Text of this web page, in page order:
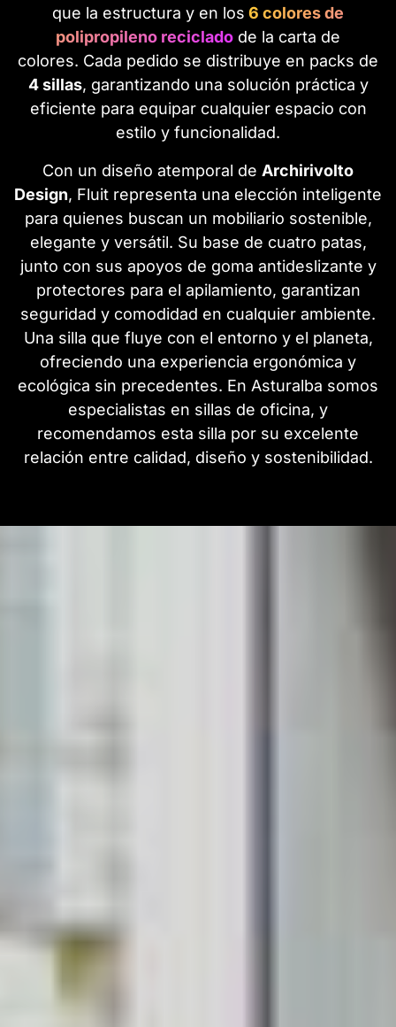
que la estructura y en los 6 colores de
polipropileno reciclado de la carta de
colores. Cada pedido se distribuye en packs de
4 sillas, garantizando una solución práctica y
eficiente para equipar cualquier espacio con
estilo y funcionalidad.
Con un diseño atemporal de Archirivolto
Design, Fluit representa una elección inteligente
para quienes buscan un mobiliario sostenible,
elegante y versátil. Su base de cuatro patas,
junto con sus apoyos de goma antideslizante y
protectores para el apilamiento, garantizan
seguridad y comodidad en cualquier ambiente.
Una silla que fluye con el entorno y el planeta,
ofreciendo una experiencia ergonómica y
ecológica sin precedentes. En Asturalba somos
especialistas en sillas de oficina, y
recomendamos esta silla por su excelente
relación entre calidad, diseño y sostenibilidad.